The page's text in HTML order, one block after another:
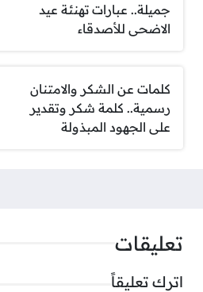
جميلة.. عبارات تهنئة عيد
الاضحى للأصدقاء
كلمات عن الشكر والامتنان
رسمية.. كلمة شكر وتقدير
على الجهود المبذولة
تعليقات
اترك تعليقاً